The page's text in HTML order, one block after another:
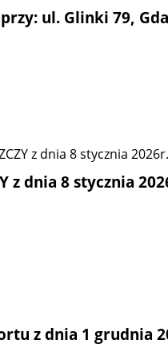
ul. Glinki 79,
z dnia 8 stycznia 2026r.
z dnia 8 stycznia
z dnia 1 grudnia